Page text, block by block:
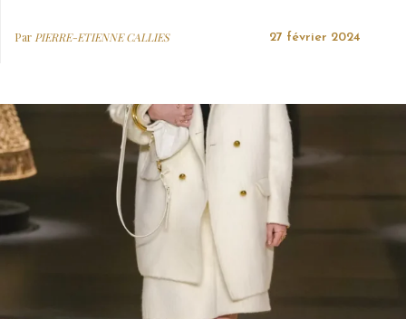
Par PIERRE-ETIENNE CALLIES 27 février 2024